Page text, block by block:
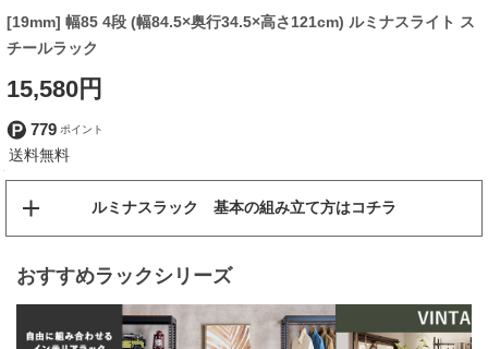
[19mm] 幅85 4段 (幅84.5×奥行34.5×高さ121cm) ルミナスライト ス
チールラック
15,580円
779
ルミナスラック 基本の組み立て方はコチラ
おすすめラックシリーズ